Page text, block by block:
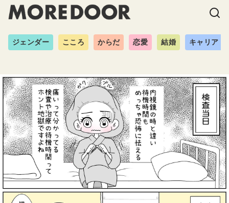
ジェンダー こころ からだ 恋愛 結婚 キャリア